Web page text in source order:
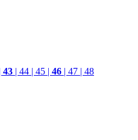
43 | 44 | 45 | 46 | 47 | 48